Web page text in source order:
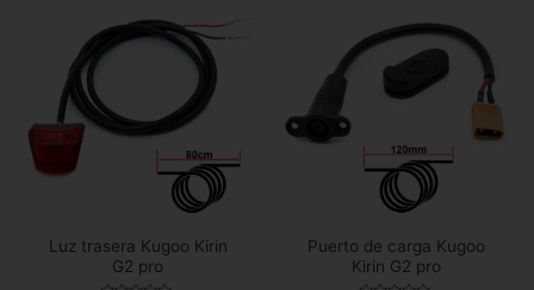
Luz trasera Kugoo Kirin
G2 pro
Puerto de carga Kugoo
Kirin G2 pro